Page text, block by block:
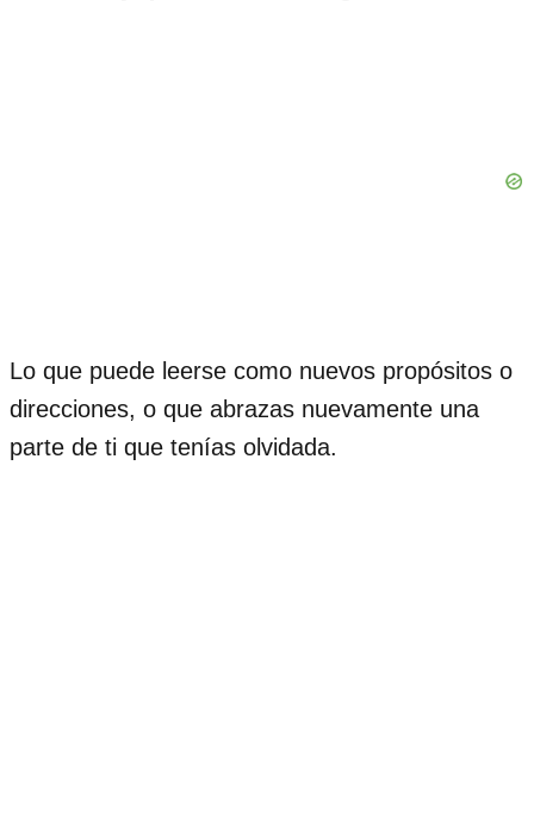
Lo que puede leerse como nuevos propósitos o
direcciones, o que abrazas nuevamente una
parte de ti que tenías olvidada.